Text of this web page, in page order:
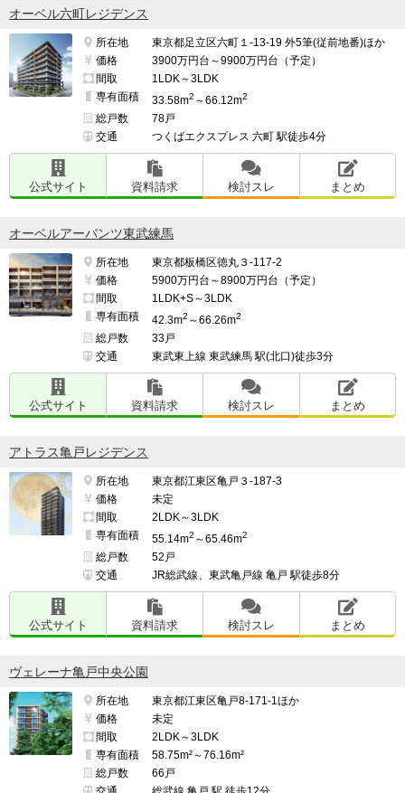
オーベル六町レジデンス
所在地
東京都足立区六町１-13-19 外5筆(従前地番)ほか
価格
3900万円台～9900万円台（予定）
間取
1LDK～3LDK
専有面積
33.58m2 ～66.12m2
総戸数
78戸
交通
つくばエクスプレス 六町 駅徒歩4分
公式サイト 資料請求 検討スレ まとめ
オーベルアーバンツ東武練馬
所在地
東京都板橋区徳丸３-117-2
価格
5900万円台～8900万円台（予定）
間取
1LDK+S～3LDK
専有面積
42.3m2 ～66.26m2
総戸数
33戸
交通
東武東上線 東武練馬 駅(北口)徒歩3分
公式サイト 資料請求 検討スレ まとめ
アトラス亀戸レジデンス
所在地
東京都江東区亀戸３-187-3
価格
未定
間取
2LDK～3LDK
専有面積
55.14m2 ～65.46m2
総戸数
52戸
交通
JR総武線、東武亀戸線 亀戸 駅徒歩8分
公式サイト 資料請求 検討スレ まとめ
ヴェレーナ亀戸中央公園
所在地
東京都江東区亀戸8-171-1ほか
価格
未定
間取
2LDK～3LDK
専有面積
58.75m²～76.16m²
総戸数
66戸